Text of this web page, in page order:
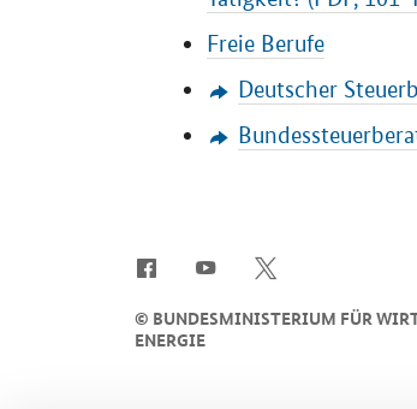
Freie Berufe
Deutscher
© BUNDESMINISTERIUM FÜR
ENERGIE